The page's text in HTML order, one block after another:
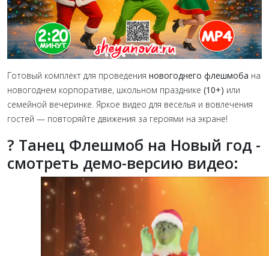
Готовый комплект для проведения новогоднего флешмоба на
новогоднем корпоративе, школьном празднике (10+) или
семейной вечеринке. Яркое видео для веселья и вовлечения
гостей — повторяйте движения за героями на экране!
? Танец Флешмоб на Новый год -
смотреть демо-версию видео: